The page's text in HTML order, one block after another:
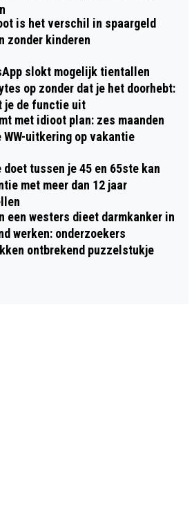
is het verschil in spaargeld
zonder kinderen
slokt mogelijk tientallen
op zonder dat je het doorhebt:
je de functie uit
met idioot plan: zes maanden
WW-uitkering op vakantie
doet tussen je 45 en 65ste kan
met meer dan 12 jaar
een westers dieet darmkanker in
werken: onderzoekers
ontbrekend puzzelstukje